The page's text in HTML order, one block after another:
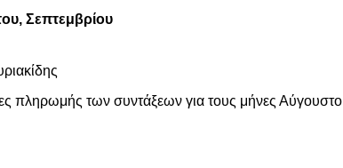
Σεπτεμβρίου
πληρωμής των συντάξεων για τους μήνες Αύγουστο